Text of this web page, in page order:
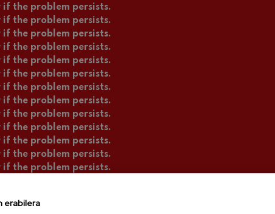
the problem persists.
the problem persists.
the problem persists.
the problem persists.
the problem persists.
the problem persists.
the problem persists.
the problem persists.
the problem persists.
the problem persists.
the problem persists.
the problem persists.
the problem persists.
the problem persists.
the problem persists.
the problem persists.
erabilera